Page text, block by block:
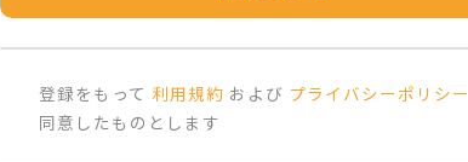
登録をもって 利用規約 および プライバシーポリシー
同意したものとします